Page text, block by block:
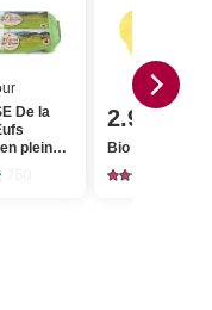
De la
plein
2.95
Bio Citrons